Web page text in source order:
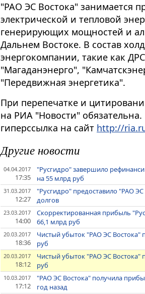
"РАО ЭС Востока" занимается
электрической и тепловой
генерирующих мощностей и
Дальнем Востоке. В состав
энергокомпании, такие как
"Магаданэнерго",
"Передвижная энергетика".
При перепечатке и
на РИА "Новости"
гиперссылка на сайт http://
Другие новости
04.04.2017
17:35
"Русгидро" завершило
на 55 млрд руб
31.03.2017
12:27
"Русгидро" предоставило "РАО
долгов
23.03.2017
14:00
Скорректированная прибыль
66,1 млрд руб
20.03.2017
18:36
Чистый убыток "РАО ЭС Востока"
руб
20.03.2017
18:12
Чистый убыток "РАО ЭС Востока"
руб
10.03.2017
17:12
"РАО ЭС Востока" получила
год назад